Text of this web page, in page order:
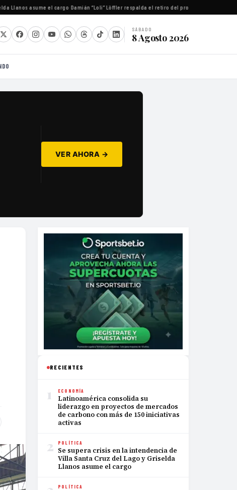
asume el cargo·Damián “Loli” Löffler respalda el retiro del proyecto de reforma de
SÁBADO
8 Agosto 2026
VER AHORA →
RECIENTES
1 ECONOMÍA
Latinoamérica consolida su
liderazgo en proyectos de mercados
de carbono con más de 150 iniciativas
activas
2 POLÍTICA
Se supera crisis en la intendencia de
Villa Santa Cruz del Lago y Griselda
Llanos asume el cargo
POLÍTICA